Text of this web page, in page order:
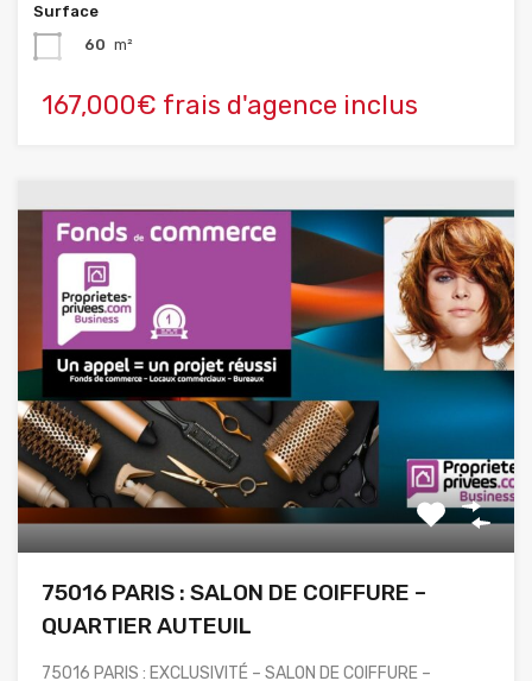
Surface
60 m²
167,000€ frais d'agence inclus
75016 PARIS : SALON DE COIFFURE –
QUARTIER AUTEUIL
75016 PARIS : EXCLUSIVITÉ – SALON DE COIFFURE –